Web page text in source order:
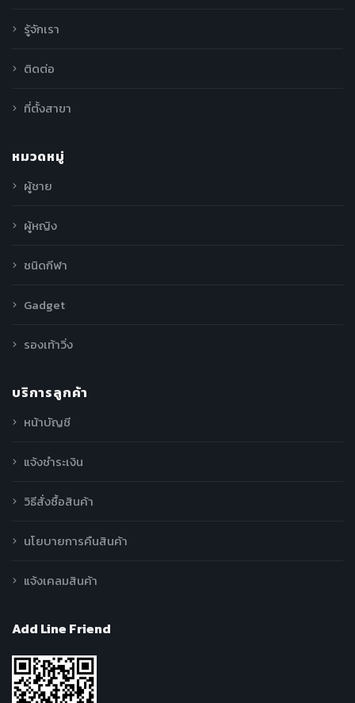
รู้จักเรา
ติดต่อ
ที่ตั้งสาขา
หมวดหมู่
ผู้ชาย
ผู้หญิง
ชนิดกีฬา
Gadget
รองเท้าวิ่ง
บริการลูกค้า
หน้าบัญชี
แจ้งชำระเงิน
วิธีสั่งซื้อสินค้า
นโยบายการคืนสินค้า
แจ้งเคลมสินค้า
Add Line Friend